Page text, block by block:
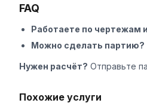
FAQ
Работаете по чертежам
Можно сделать партию?
Нужен расчёт? Отправьте
Похожие услуги